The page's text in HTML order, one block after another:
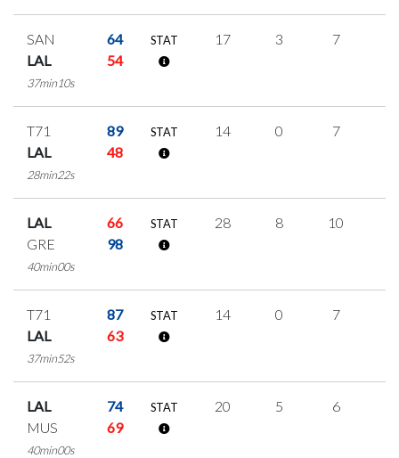
SAN
64
LAL
54
37min10s
STAT 17 3 7
T71
89
LAL
48
28min22s
STAT 14 0 7
LAL
66
GRE
98
40min00s
STAT 28 8 10
T71
87
LAL
63
37min52s
STAT 14 0 7
LAL
74
MUS
69
40min00s
STAT 20 5 6